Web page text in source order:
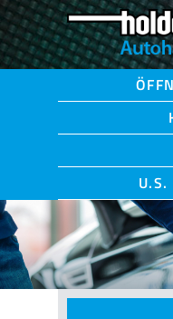
U.S.